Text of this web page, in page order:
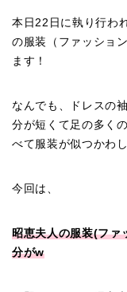
本日22日に執り行わ
の服装（ファッショ
ます！
なんでも、ドレスの
分が短くて足の多く
べて服装が似つかわ
今回は、
昭恵夫人の服装(ファ
分がw